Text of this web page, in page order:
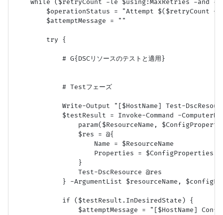
while ($retryCount -le $using:MaxRetries -and -
$operationStatus = "Attempt $($retryCount +
        $attemptMessage = ""
        try {
            # G{DSCリソースのテストと適用}
            # Testフェーズ
Write-Output "[$HostName] Test-
$testResult = Invoke-Command -
param($ResourceName,
                $res = @{
                    Name = $ResourceName
                    Properties = $ConfigProperties
                }
                Test-DscResource @res
} -ArgumentList $resourceName,
            if ($testResult.InDesiredState) {
$attemptMessage = "[$HostName]